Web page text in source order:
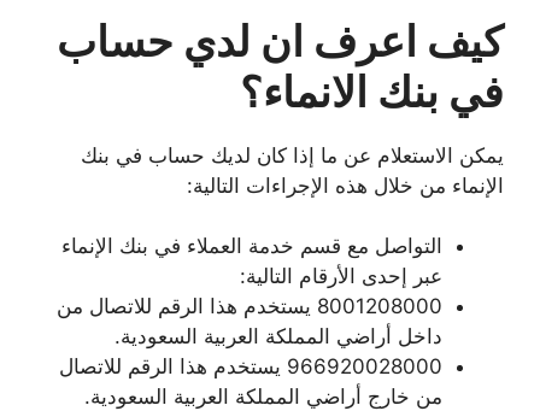
كيف اعرف ان لدي حساب
في بنك الانماء؟
يمكن الاستعلام عن ما إذا كان لديك حساب في بنك
الإنماء من خلال هذه الإجراءات التالية:
التواصل مع قسم خدمة العملاء في بنك الإنماء
عبر إحدى الأرقام التالية:
8001208000 يستخدم هذا الرقم للاتصال من
داخل أراضي المملكة العربية السعودية.
966920028000 يستخدم هذا الرقم للاتصال
من خارج أراضي المملكة العربية السعودية.